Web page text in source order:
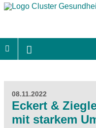
08.11.2022
Eckert &
mit starkem